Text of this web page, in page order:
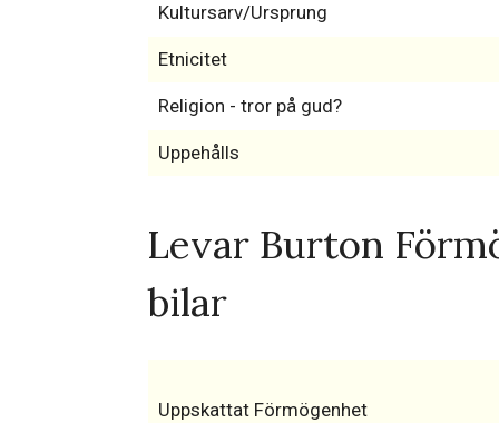
Kultursarv/Ursprung
Etnicitet
Religion - tror på gud?
Uppehålls
Levar Burton
bilar
Uppskattat Förmögenhet